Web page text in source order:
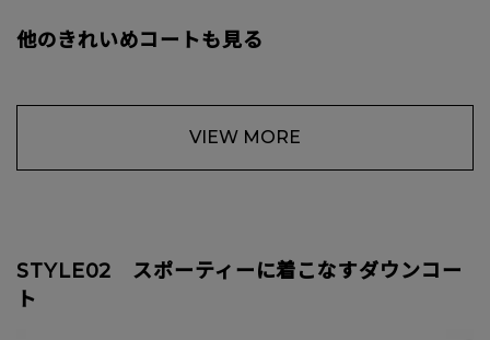
他のきれいめコートも見る
VIEW MORE
STYLE02 スポーティーに着こなすダウンコー
ト